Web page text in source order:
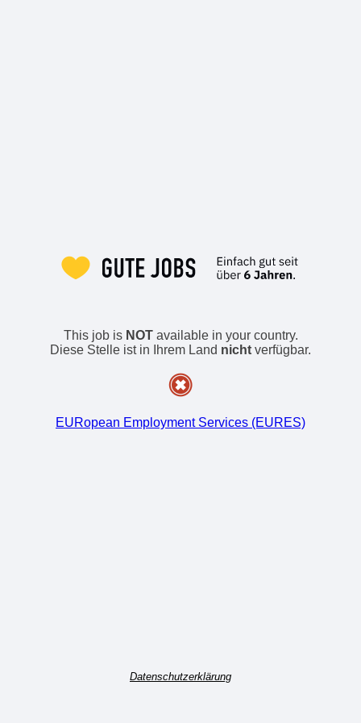
This job is NOTavailable in your country.
Diese Stelle ist in Ihrem Land nicht verfügbar.
EURopean Employment Services (EURES)
Datenschutzerklärung